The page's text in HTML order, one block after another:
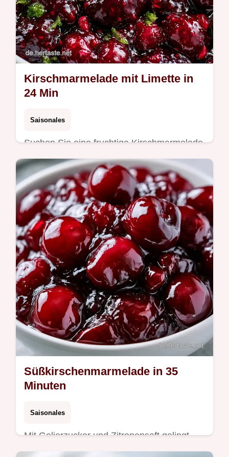
Kirschmarmelade mit Limette in
24 Min
Saisonales
Suchen Sie eine fruchtige Kirschmarmelade
mit Limette? Dieses Rezept überzeugt
durch seine spritzige Note und erklärt,
warum die Kombination funktioniert.
Süßkirschenmarmelade in 35
Minuten
Saisonales
Mit Gelierzucker und Zitronensaft gelingt
diese Süßkirschenmarmelade. In den